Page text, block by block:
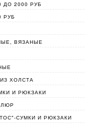
ДО 2000 РУБ
РУБ
ВЯЗАНЫЕ
ХОЛСТА
И РЮКЗАКИ
СУМКИ И РЮКЗАКИ